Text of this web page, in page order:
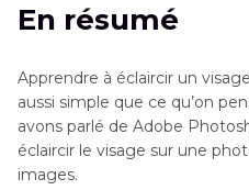
En résumé
Apprendre à éclaircir un
aussi simple que ce qu’on
avons parlé de Adobe
éclaircir le visage sur une
images.